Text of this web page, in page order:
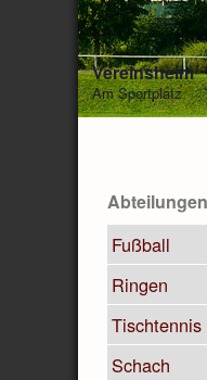
Vereinsheim
Am Sportplatz
Abteilungen
Fußball
Ringen
Tischtennis
Schach